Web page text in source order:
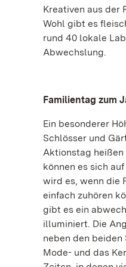
Kreativen aus der
Wohl gibt es
rund 40 lokale
Abwechslung.
Familientag zum
Ein besonderer
Schlösser und
Aktionstag heißen
können es sich
wird es, wenn die
einfach zuhören
gibt es ein
illuminiert. Die
neben den beiden
Mode- und das